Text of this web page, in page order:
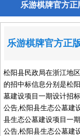
乐游棋牌官方正
乐游棋牌官方正
松阳县民政局在浙江地
的招中标信息分别是松
墓建设项目一期设计招
公告,松阳县生态公墓建
县生态公墓建设项目一
公告,松阳县生态公墓建